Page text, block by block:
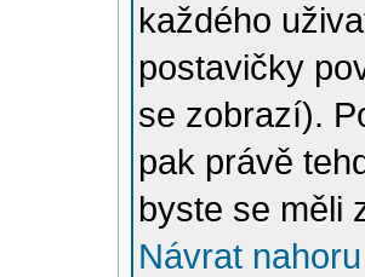
každého
postavičky
se zobrazí).
pak právě
byste se měli
Návrat nahoru